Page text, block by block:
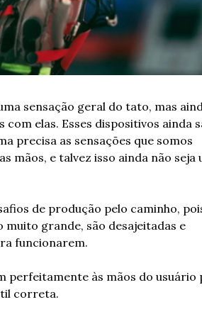
sensação geral do tato, mas
elas. Esses dispositivos ainda
precisa as sensações que somos
mãos, e talvez isso ainda não seja
de produção pelo caminho,
muito grande, são desajeitadas e
funcionarem.
perfeitamente às mãos do usuário
correta.